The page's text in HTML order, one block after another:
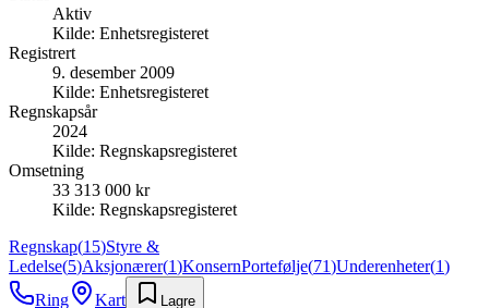
Aktiv
Kilde: Enhetsregisteret
Registrert
9. desember 2009
Kilde: Enhetsregisteret
Regnskapsår
2024
Kilde: Regnskapsregisteret
Omsetning
33 313 000 kr
Kilde: Regnskapsregisteret
Regnskap(15)Styre &
Ledelse(5)Aksjonærer(1)KonsernPortefølje(71)Underenheter(1)
Ring
Kart Lagre